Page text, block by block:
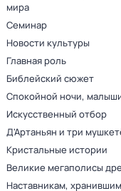
мира
Семинар
Новости культуры
Главная роль
Библейский сюжет
Спокойной ночи,
Искусственный отбор
Д'Артаньян и три
Кристальные истории
Великие мегаполисы
Наставникам,